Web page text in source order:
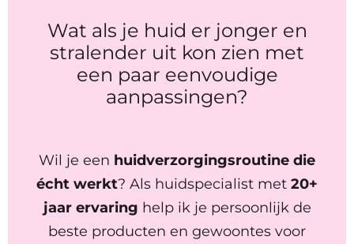
Wat als je huid er jonger en
stralender uit kon zien met
een paar eenvoudige
aanpassingen?
Wil je een huidverzorgingsroutine die
écht werkt? Als huidspecialist met 20+
jaar ervaring help ik je persoonlijk de
beste producten en gewoontes voor